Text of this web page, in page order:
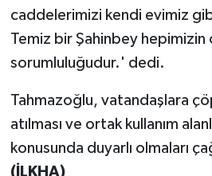
caddelerimizi kendi evimiz
Temiz bir Şahinbey hepimizin
sorumluluğudur.' dedi.
Tahmazoğlu, vatandaşlara
atılması ve ortak kullanım
konusunda duyarlı olmaları
(İLKHA)